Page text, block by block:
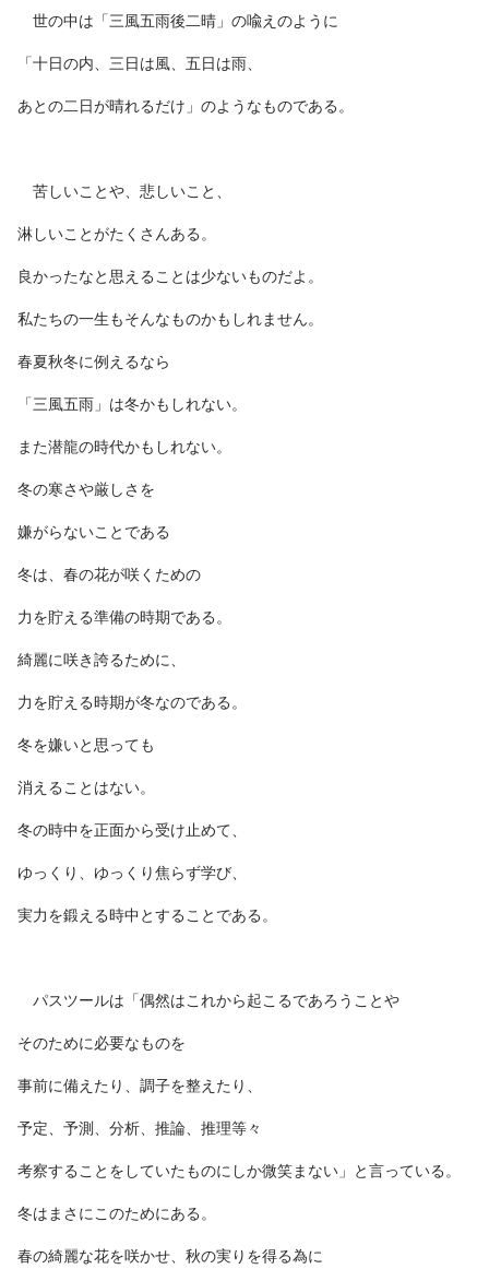
世の中は「三風五雨後二晴」の喩えのように
「十日の内、三日は風、五日は雨、
あとの二日が晴れるだけ」のようなものである。
苦しいことや、悲しいこと、
淋しいことがたくさんある。
良かったなと思えることは少ないものだよ。
私たちの一生もそんなものかもしれません。
春夏秋冬に例えるなら
「三風五雨」は冬かもしれない。
また潜龍の時代かもしれない。
冬の寒さや厳しさを
嫌がらないことである
冬は、春の花が咲くための
力を貯える準備の時期である。
綺麗に咲き誇るために、
力を貯える時期が冬なのである。
冬を嫌いと思っても
消えることはない。
冬の時中を正面から受け止めて、
ゆっくり、ゆっくり焦らず学び、
実力を鍛える時中とすることである。
パスツールは「偶然はこれから起こるであろうことや
そのために必要なものを
事前に備えたり、調子を整えたり、
予定、予測、分析、推論、推理等々
考察することをしていたものにしか微笑まない」と言っている。
冬はまさにこのためにある。
春の綺麗な花を咲かせ、秋の実りを得る為に